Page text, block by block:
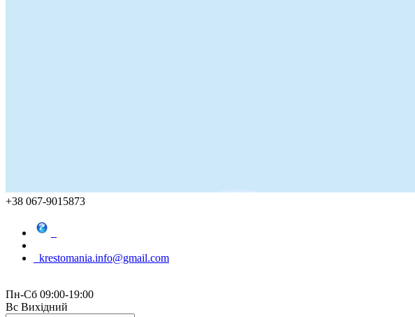
+38 067-9015873
krestomania.info@gmail.com
Пн-Сб 09:00-19:00
Вс Вихідний